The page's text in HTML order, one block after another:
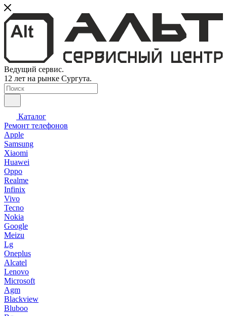
Ведущий сервис.
12 лет на рынке Сургута.
Каталог
Ремонт телефонов
Apple
Samsung
Xiaomi
Huawei
Oppo
Realme
Infinix
Vivo
Tecno
Nokia
Google
Meizu
Lg
Oneplus
Alcatel
Lenovo
Microsoft
Agm
Blackview
Bluboo